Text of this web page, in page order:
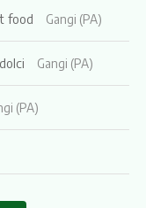
food Gangi (PA)
Gangi (PA)
(PA)